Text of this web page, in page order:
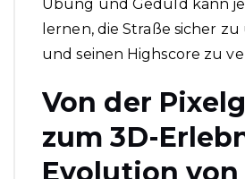
Übung und Geduld kann
lernen, die Straße sicher
und seinen Highscore zu
Von der
zum 3D-
Evolution von